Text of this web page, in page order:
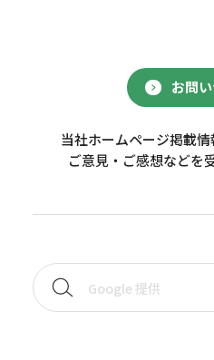
お問
当社ホームページ掲載
ご意見・ご感想などを